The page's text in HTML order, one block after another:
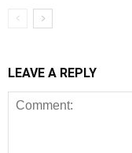
LEAVE A REPLY